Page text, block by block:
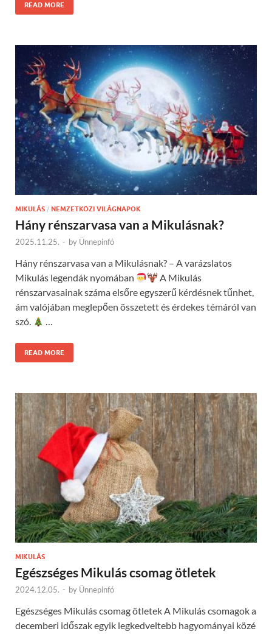
READ MORE
MIKULÁS / NEMZETKÖZI VILÁGNAPOK
Hány rénszarvasa van a Mikulásnak?
2025.11.25. - by Ünnepinfó
Hány rénszarvasa van a Mikulásnak? – A varázslatos
Mikulás legendák nyomában
A Mikulás
rénszarvasainak száma elsőre egyszerű kérdésnek tűnhet,
ám valójában meglepően összetett és érdekes témáról van
szó.
…
READ MORE
MIKULÁS
Egészséges Mikulás csomag ötletek
2024.12.05. - by Ünnepinfó
Egészséges Mikulás csomag ötletek A Mikulás csomagok a
decemberi időszak egyik legkedveltebb hagyományai közé